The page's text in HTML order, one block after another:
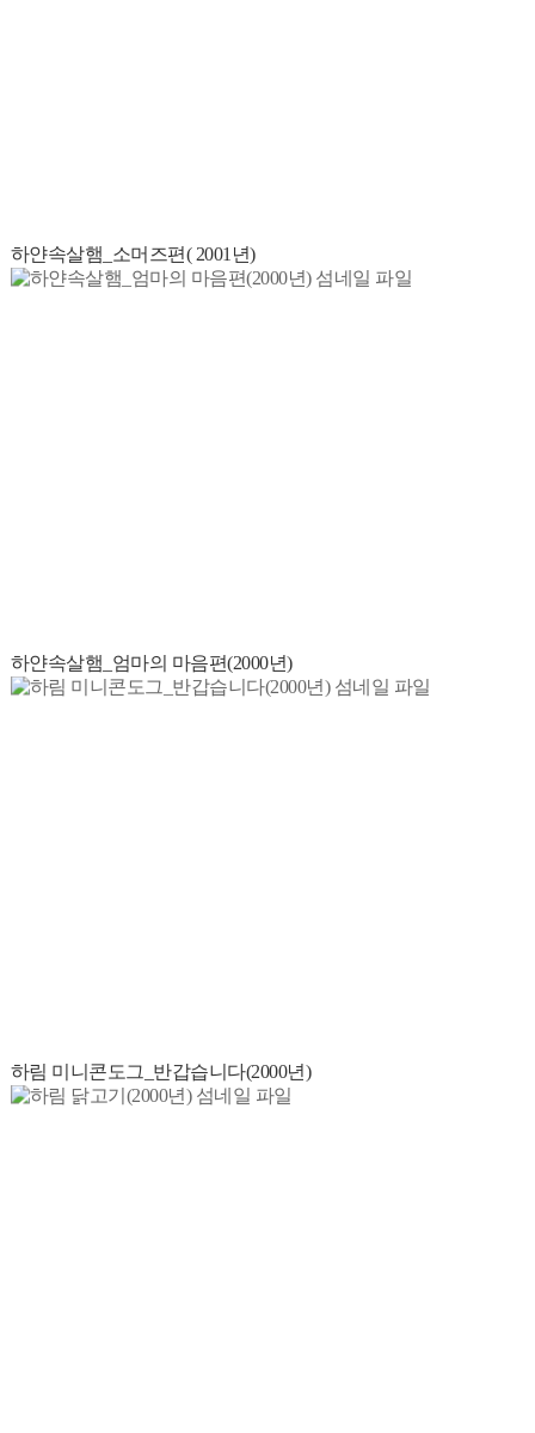
하얀속살햄_소머즈편( 2001년)
하얀속살햄_엄마의 마음편(2000년)
하림 미니콘도그_반갑습니다(2000년)